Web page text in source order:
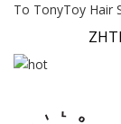
Το TonyToy Hair